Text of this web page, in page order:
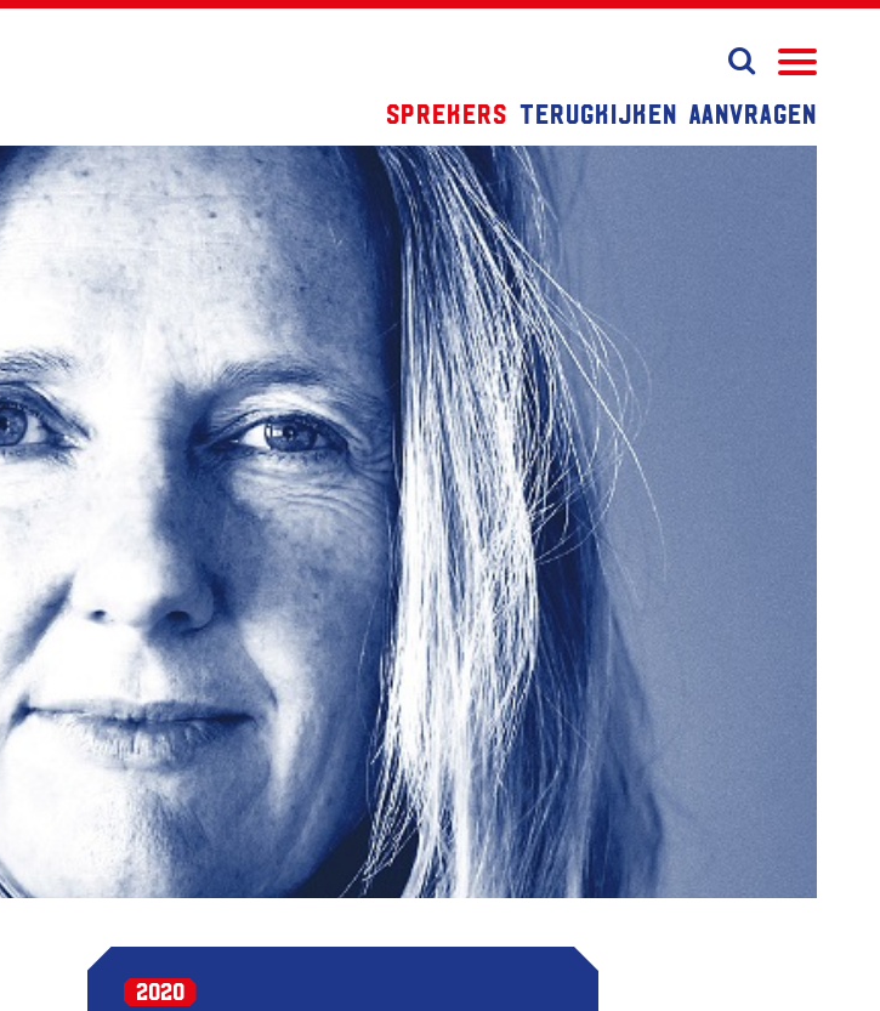
Sprekers Terugkijken Aanvragen
2020